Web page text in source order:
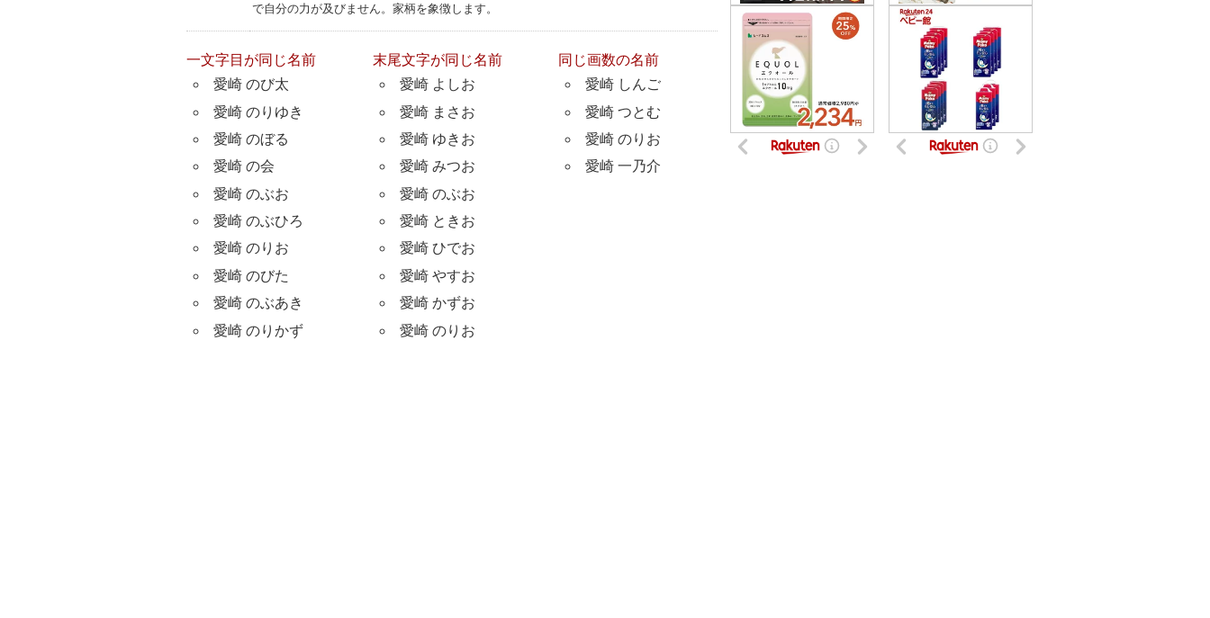
で自分の力が及びません。家柄を象徴します。
一文字目が同じ名前
愛崎 のび太
愛崎 のりゆき
愛崎 のぼる
愛崎 の会
愛崎 のぶお
愛崎 のぶひろ
愛崎 のりお
愛崎 のびた
愛崎 のぶあき
愛崎 のりかず
末尾文字が同じ名前
愛崎 よしお
愛崎 まさお
愛崎 ゆきお
愛崎 みつお
愛崎 のぶお
愛崎 ときお
愛崎 ひでお
愛崎 やすお
愛崎 かずお
愛崎 のりお
同じ画数の名前
愛崎 しんご
愛崎 つとむ
愛崎 のりお
愛崎 一乃介